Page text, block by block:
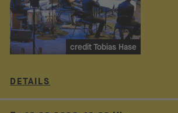
credit Tobias Hase
DETAILS